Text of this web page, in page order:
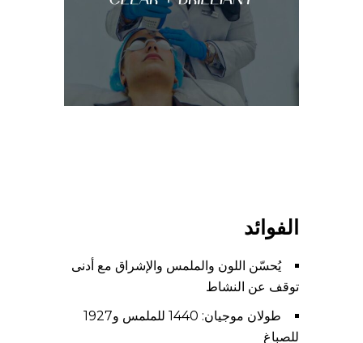
الفوائد
يُحسّن اللون والملمس والإشراق مع أدنى
توقف عن النشاط
طولان موجيان: 1440 للملمس و1927
للصباغ